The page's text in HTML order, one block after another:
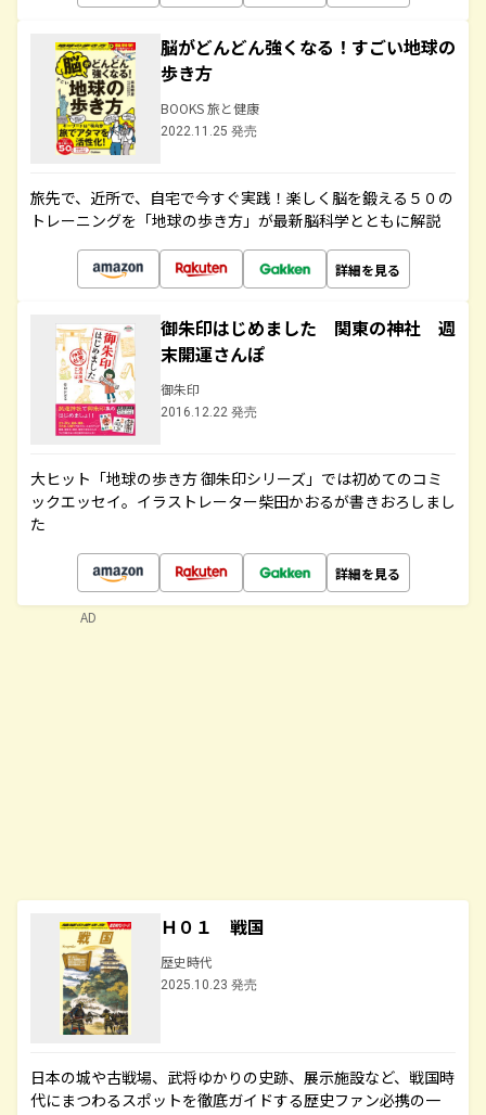
脳がどんどん強くなる！すごい地球の
歩き方
BOOKS 旅と健康
2022.11.25 発売
旅先で、近所で、自宅で今すぐ実践！楽しく脳を鍛える５０の
トレーニングを「地球の歩き方」が最新脳科学とともに解説
詳細を見る
御朱印はじめました 関東の神社 週
末開運さんぽ
御朱印
2016.12.22 発売
大ヒット「地球の歩き方 御朱印シリーズ」では初めてのコミ
ックエッセイ。イラストレーター柴田かおるが書きおろしまし
た
詳細を見る
Ｈ０１ 戦国
歴史時代
2025.10.23 発売
日本の城や古戦場、武将ゆかりの史跡、展示施設など、戦国時
代にまつわるスポットを徹底ガイドする歴史ファン必携の一
AD